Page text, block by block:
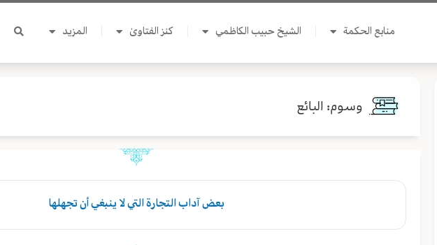
منابع الحكمة الشيخ حبيب الكاظمي كنز الفتاوىٰ المزيد
وسوم: البائع
بعض آداب التجارة التي لا ينبغي أن تجهلها